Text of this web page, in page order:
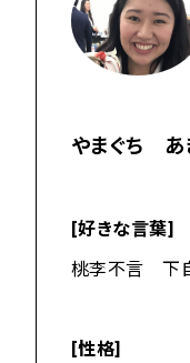
やまぐち あ
[好きな言葉]
桃李不言 下
[性格]